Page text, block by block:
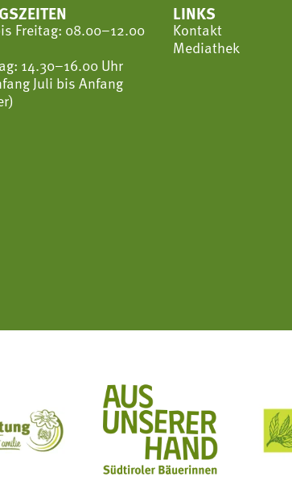
Freitag: 08.00–12.00
14.30–16.00 Uhr
Juli bis Anfang
LINKS
Kontakt
Mediathek
lernen - wachsen - leben
für die bäuerliche Familie
Aus unserer Hand